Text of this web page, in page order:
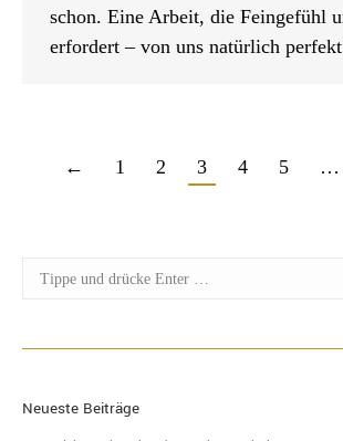
schon. Eine Arbeit, die Feingefühl
erfordert – von uns natürlich
← 1 2 3 4 5 …
Neueste Beiträge